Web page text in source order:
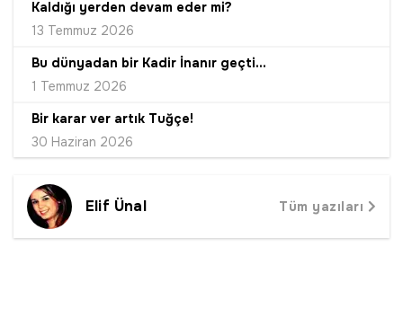
Kaldığı yerden devam eder mi?
13 Temmuz 2026
Bu dünyadan bir Kadir İnanır geçti...
1 Temmuz 2026
Bir karar ver artık Tuğçe!
30 Haziran 2026
Elif Ünal Tüm yazıları